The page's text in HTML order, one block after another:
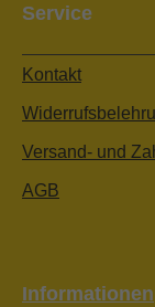
Service
Kontakt
Versand- und
AGB
Informationen